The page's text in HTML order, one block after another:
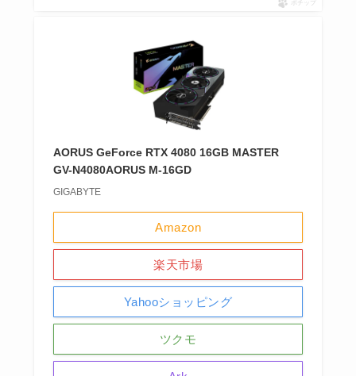
ポチップ
AORUS GeForce RTX 4080 16GB MASTER
GV-N4080AORUS M-16GD
GIGABYTE
Amazon
楽天市場
Yahooショッピング
ツクモ